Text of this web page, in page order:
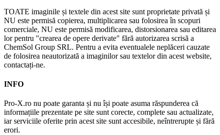
TOATE imaginile și textele din acest site sunt proprietate privată și
NU este permisă copierea, multiplicarea sau folosirea în scopuri
comerciale, NU este permisă modificarea, distorsionarea sau editarea
lor pentru "crearea de opere derivate" fără autorizarea scrisă a
ChemSol Group SRL. Pentru a evita eventualele neplăceri cauzate
de folosirea neautorizată a imaginilor sau textelor din acest website,
contactați-ne.
INFO
Pro-X.ro nu poate garanta și nu își poate asuma răspunderea că
informațiile prezentate pe site sunt corecte, complete sau actualizate,
iar serviciile oferite prin acest site sunt accesibile, neîntrerupte și fără
erori.